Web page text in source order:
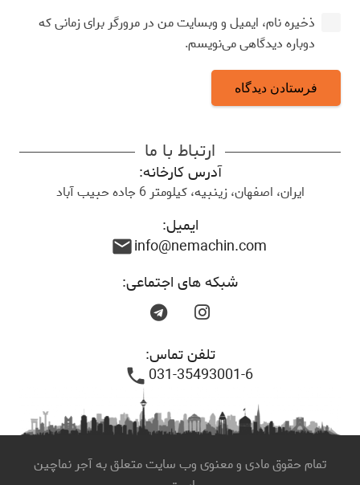
ذخیره نام، ایمیل و وبسایت من در مرورگر برای زمانی که
دوباره دیدگاهی می‌نویسم.
فرستادن دیدگاه
ارتباط با ما
آدرس کارخانه:
ایران، اصفهان، زینبیه، کیلومتر 6 جاده حبیب آباد
ایمیل:
info@nemachin.com
mail
شبکه های اجتماعی:
تلفن تماس:
031-35493001-6
phone
تمام حقوق مادی و معنوی وب سایت متعلق به آجر نماچین